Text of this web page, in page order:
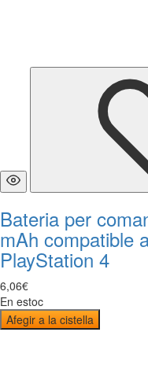
Bateria per
mAh compatible
PlayStation 4
6,06€
En estoc
Afegir a la cistella